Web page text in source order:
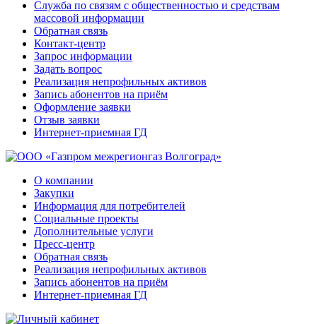
Служба по связям с общественностью и средствам
массовой информации
Обратная связь
Контакт-центр
Запрос информации
Задать вопрос
Реализация непрофильных активов
Запись абонентов на приём
Оформление заявки
Отзыв заявки
Интернет-приемная ГД
О компании
Закупки
Информация для потребителей
Социальные проекты
Дополнительные услуги
Пресс-центр
Обратная связь
Реализация непрофильных активов
Запись абонентов на приём
Интернет-приемная ГД